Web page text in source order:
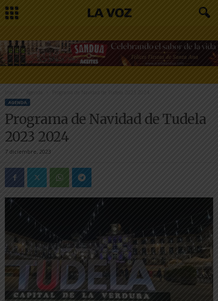
Inicio Agenda Programa de Navidad de Tudela 2023 2024
AGENDA
Programa de Navidad de Tudela
2023 2024
7 diciembre, 2023